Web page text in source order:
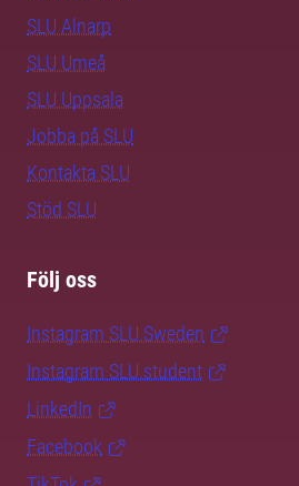
SLU Alnarp
SLU Umeå
SLU Uppsala
Jobba på SLU
Kontakta SLU
Stöd SLU
Följ oss
Instagram SLU.Sweden
Instagram SLU.student
LinkedIn
Facebook